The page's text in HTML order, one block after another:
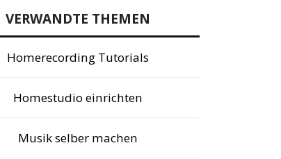
VERWANDTE THEMEN
Homerecording Tutorials
Homestudio einrichten
Musik selber machen